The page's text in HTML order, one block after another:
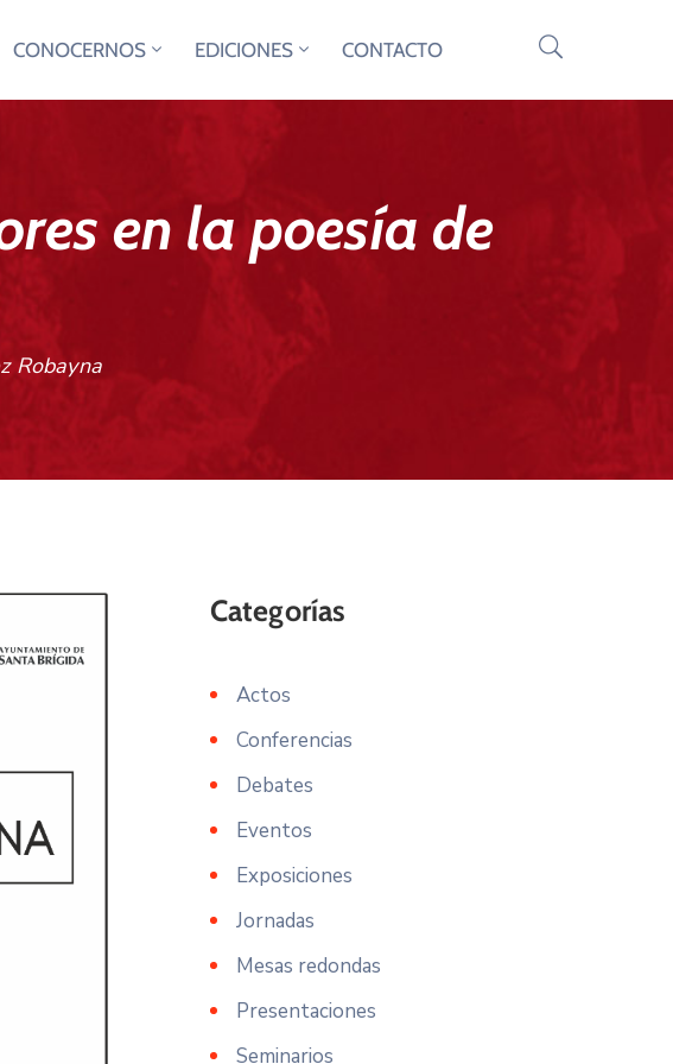
CONOCERNOS EDICIONES CONTACTO
en la poesía de
Robayna
Actos
Conferencias
Debates
Eventos
Exposiciones
Jornadas
Mesas redondas
Presentaciones
Seminarios